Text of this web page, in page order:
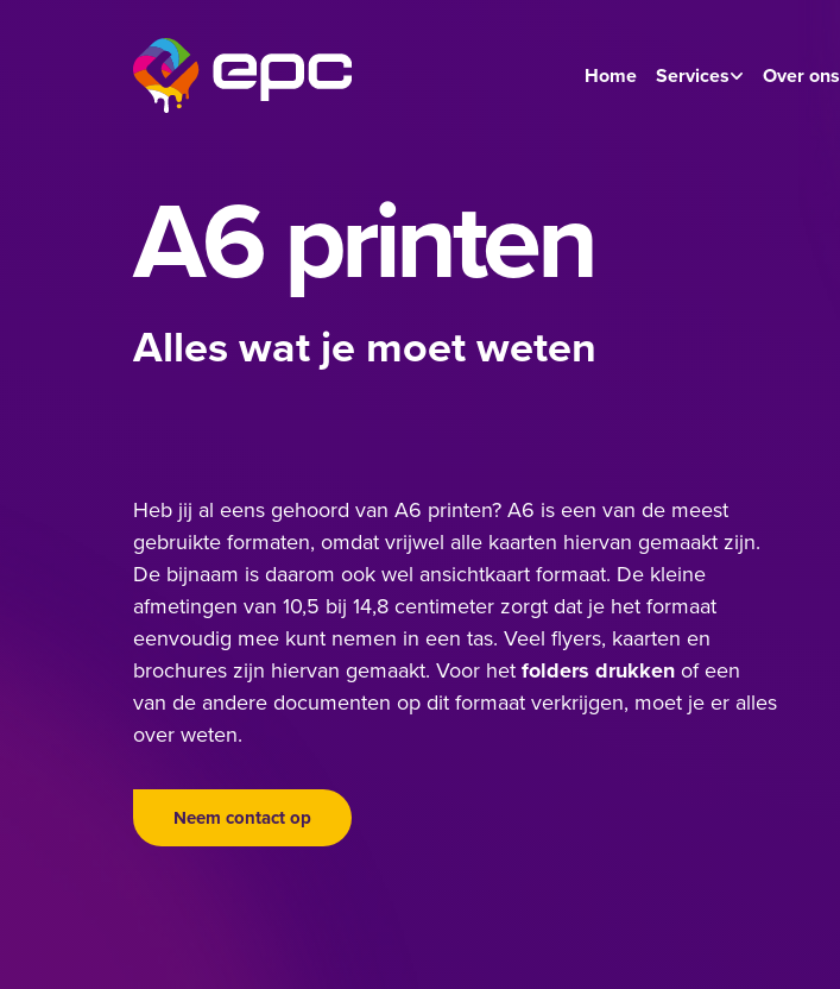
Home Services Over ons
A6 printen
Alles wat je moet weten
Heb jij al eens gehoord van A6 printen? A6 is een van de meest
gebruikte formaten, omdat vrijwel alle kaarten hiervan gemaakt zijn.
De bijnaam is daarom ook wel ansichtkaart formaat. De kleine
afmetingen van 10,5 bij 14,8 centimeter zorgt dat je het formaat
eenvoudig mee kunt nemen in een tas. Veel flyers, kaarten en
brochures zijn hiervan gemaakt. Voor het folders drukken of een
van de andere documenten op dit formaat verkrijgen, moet je er alles
over weten.
Neem contact op